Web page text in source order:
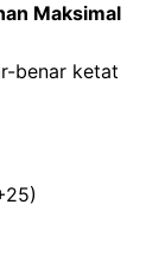
Maksimal
benar ketat